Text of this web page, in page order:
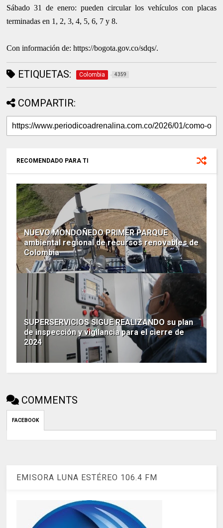
Sábado 31 de enero: pueden circular los vehículos con placas
terminadas en 1, 2, 3, 4, 5, 6, 7 y 8.
Con información de: https://bogota.gov.co/sdqs/.
ETIQUETAS: Colombia 4359
COMPARTIR:
RECOMENDADO PARA TI
NUEVO MONDOÑEDO PRIMER PARQUE
ambiental regional de recursos renovables de
Colombia
SUPERSERVICIOS SIGUE REALIZANDO su plan
de inspección y vigilancia para el cierre de
2024
COMMENTS
FACEBOOK
EMISORA LUNA ESTÉREO 106.4 FM